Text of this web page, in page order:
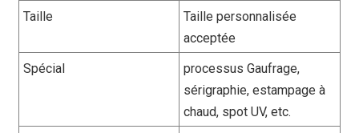
Taille
Taille personnalisée
acceptée
Spécial
processus Gaufrage,
sérigraphie, estampage à
chaud, spot UV, etc.